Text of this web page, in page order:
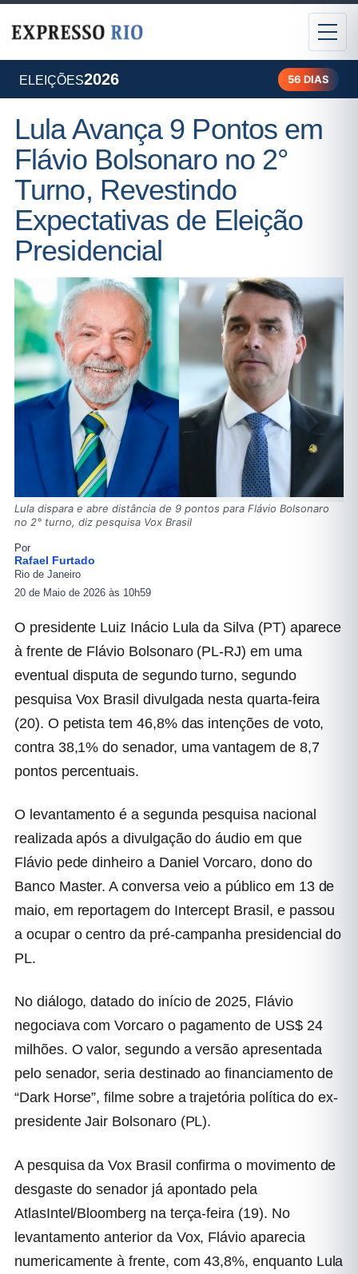
ELEIÇÕES2026 56 DIAS
Lula Avança 9 Pontos em
Flávio Bolsonaro no 2°
Turno, Revestindo
Expectativas de Eleição
Presidencial
Lula dispara e abre distância de 9 pontos para Flávio Bolsonaro
no 2° turno, diz pesquisa Vox Brasil
Por
Rafael Furtado
Rio de Janeiro
20 de Maio de 2026 às 10h59
O presidente Luiz Inácio Lula da Silva (PT) aparece
à frente de Flávio Bolsonaro (PL-RJ) em uma
eventual disputa de segundo turno, segundo
pesquisa Vox Brasil divulgada nesta quarta-feira
(20). O petista tem 46,8% das intenções de voto,
contra 38,1% do senador, uma vantagem de 8,7
pontos percentuais.
O levantamento é a segunda pesquisa nacional
realizada após a divulgação do áudio em que
Flávio pede dinheiro a Daniel Vorcaro, dono do
Banco Master. A conversa veio a público em 13 de
maio, em reportagem do Intercept Brasil, e passou
a ocupar o centro da pré-campanha presidencial do
PL.
No diálogo, datado do início de 2025, Flávio
negociava com Vorcaro o pagamento de US$ 24
milhões. O valor, segundo a versão apresentada
pelo senador, seria destinado ao financiamento de
“Dark Horse”, filme sobre a trajetória política do ex-
presidente Jair Bolsonaro (PL).
A pesquisa da Vox Brasil confirma o movimento de
desgaste do senador já apontado pela
AtlasIntel/Bloomberg na terça-feira (19). No
levantamento anterior da Vox, Flávio aparecia
numericamente à frente, com 43,8%, enquanto Lula